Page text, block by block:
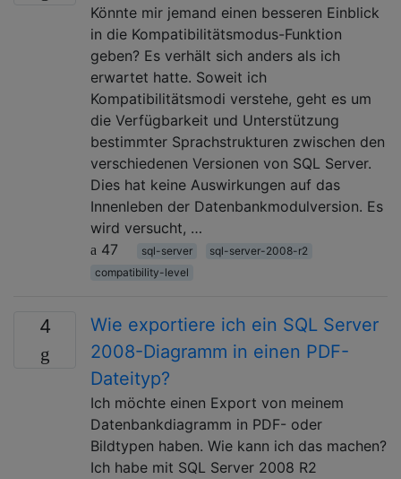
Könnte mir jemand einen besseren Einblick
in die Kompatibilitätsmodus-Funktion
geben? Es verhält sich anders als ich
erwartet hatte. Soweit ich
Kompatibilitätsmodi verstehe, geht es um
die Verfügbarkeit und Unterstützung
bestimmter Sprachstrukturen zwischen den
verschiedenen Versionen von SQL Server.
Dies hat keine Auswirkungen auf das
Innenleben der Datenbankmodulversion. Es
wird versucht, …
47
sql-server
sql-server-2008-r2
compatibility-level
4
Wie exportiere ich ein SQL Server
2008-Diagramm in einen PDF-
Dateityp?
Ich möchte einen Export von meinem
Datenbankdiagramm in PDF- oder
Bildtypen haben. Wie kann ich das machen?
Ich habe mit SQL Server 2008 R2